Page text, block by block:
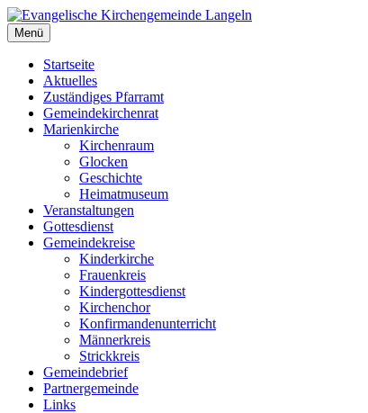
Zum
Inhalt
springen
Evangelische Kirchengemeinde Langeln
Evangelische Kirchengemeinde Langeln
Menü
Startseite
Aktuelles
Zuständiges Pfarramt
Gemeindekirchenrat
Marienkirche
Kirchenraum
Glocken
Geschichte
Heimatmuseum
Veranstaltungen
Gottesdienst
Gemeindekreise
Kinderkirche
Frauenkreis
Kindergottesdienst
Kirchenchor
Konfirmandenunterricht
Männerkreis
Strickkreis
Gemeindebrief
Partnergemeinde
Links